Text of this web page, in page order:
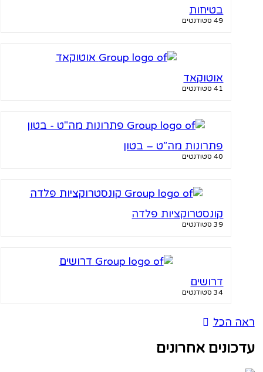
בטיחות
אוטוקאד
פתרונות מה”ט – בטון
קונסטרוקציות פלדה
דרושים
הכל
אחרונים